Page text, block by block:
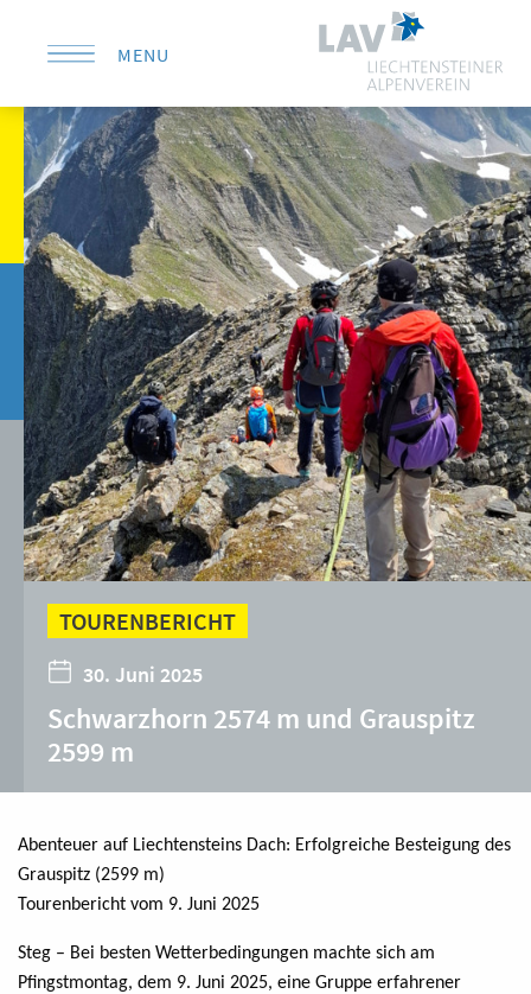
MENU
KONTAKT
TOURENBERICHT
30. Juni 2025
Schwarzhorn 2574 m und Grauspitz
2599 m
Abenteuer auf Liechtensteins Dach: Erfolgreiche Besteigung des
Grauspitz (2599 m)
Tourenbericht vom 9. Juni 2025
Steg – Bei besten Wetterbedingungen machte sich am
Pfingstmontag, dem 9. Juni 2025, eine Gruppe erfahrener